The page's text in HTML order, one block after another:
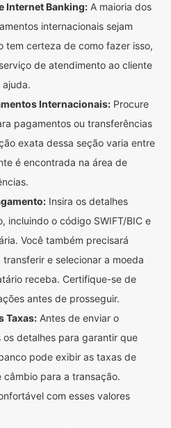
Internet Banking: A maioria dos
internacionais sejam
tem certeza de como fazer isso,
de atendimento ao cliente
Internacionais: Procure
pagamentos ou transferências
exata dessa seção varia entre
é encontrada na área de
Insira os detalhes
incluindo o código SWIFT/BIC e
Você também precisará
e selecionar a moeda
receba. Certifique-se de
antes de prosseguir.
Taxas: Antes de enviar o
detalhes para garantir que
pode exibir as taxas de
para a transação.
com esses valores